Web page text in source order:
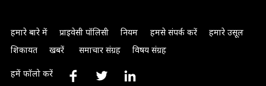
हमारे बारे में प्राइवेसी पॉलिसी नियम हमसे संपर्क करें
हमारे उसूल
शिकायत
खबरें समाचार संग्रह विषय संग्रह
हमें फॉलो करें